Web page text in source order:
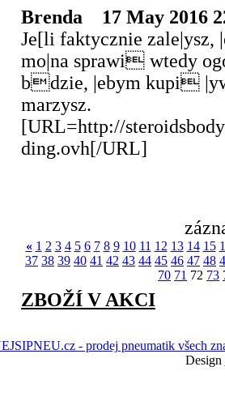
Brenda
17 May 2016
Je[li faktycznie
mo|na sprawi wtedy
bdzie, |ebym kupi
marzysz.
[URL=http://
ding.ovh[/URL]
« 1 2 3 4 5 6 7 8 9 10 11 12 13 14 15
37 38 39 40 41 42 43 44 45 46 47 48
70 71 72 73
ZBOŽÍ V AKCI
- prodej pneumatik všech
Design